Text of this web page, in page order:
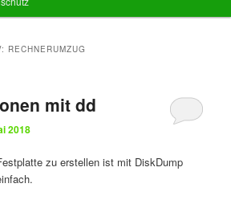
RECHNERUMZUG
mit dd
2018
zu erstellen ist mit DiskDump